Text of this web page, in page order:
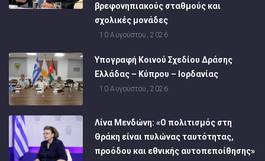
βρεφονηπιακούς σταθμούς και
σχολικές μονάδες
10 Αυγούστου, 2026
Υπογραφή Κοινού Σχεδίου Δράσης
Ελλάδας – Κύπρου – Ιορδανίας
10 Αυγούστου, 2026
Λίνα Μενδώνη: «Ο πολιτισμός στη
Θράκη είναι πυλώνας ταυτότητας,
προόδου και εθνικής αυτοπεποίθησης»